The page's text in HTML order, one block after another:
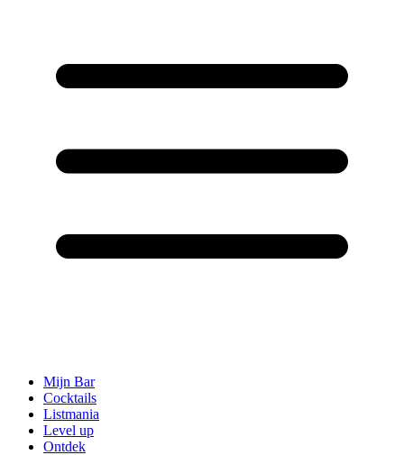
Mijn Bar
Cocktails
Listmania
Level up
Ontdek